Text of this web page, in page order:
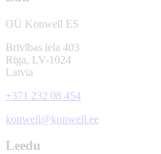
OÜ Konwell ES
Brīvības iela 403
Rīga, LV-1024
Latvia
+371 232 08 454
konwell@konwell.ee
Leedu